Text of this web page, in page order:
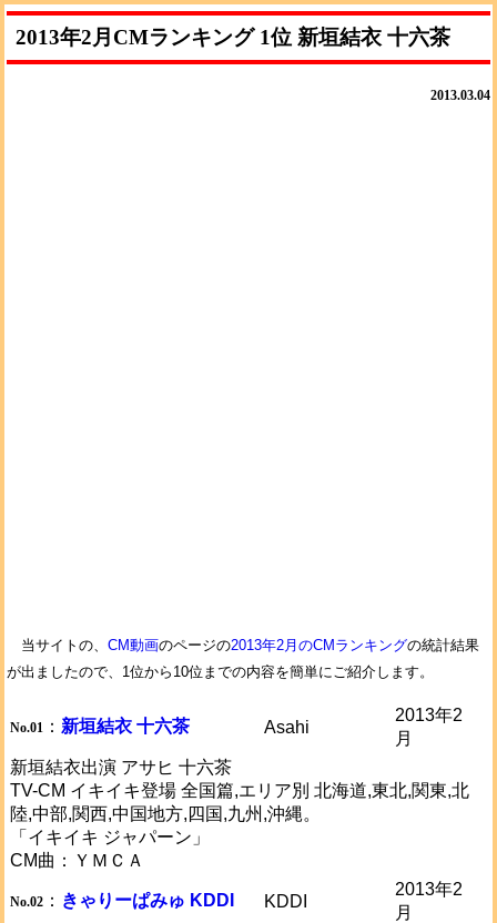
2013年2月CMランキング 1位 新垣結衣 十六茶
2013.03.04
当サイトの、 CM動画のページの2013年2月のCMランキングの統計結果
が出ましたので、1位から10位までの内容を簡単にご紹介します。
No.01 ： 新垣結衣 十六茶 Asahi
2013年2
月
新垣結衣出演 アサヒ 十六茶
TV-CM イキイキ登場 全国篇,エリア別 北海道,東北,関東,北
陸,中部,関西,中国地方,四国,九州,沖縄。
「イキイキ ジャパーン」
CM曲：ＹＭＣＡ
No.02 ： きゃりーぱみゅ KDDI KDDI
2013年2
月